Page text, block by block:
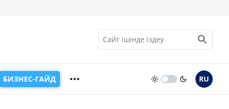
БИЗНЕС-ГАЙД RU